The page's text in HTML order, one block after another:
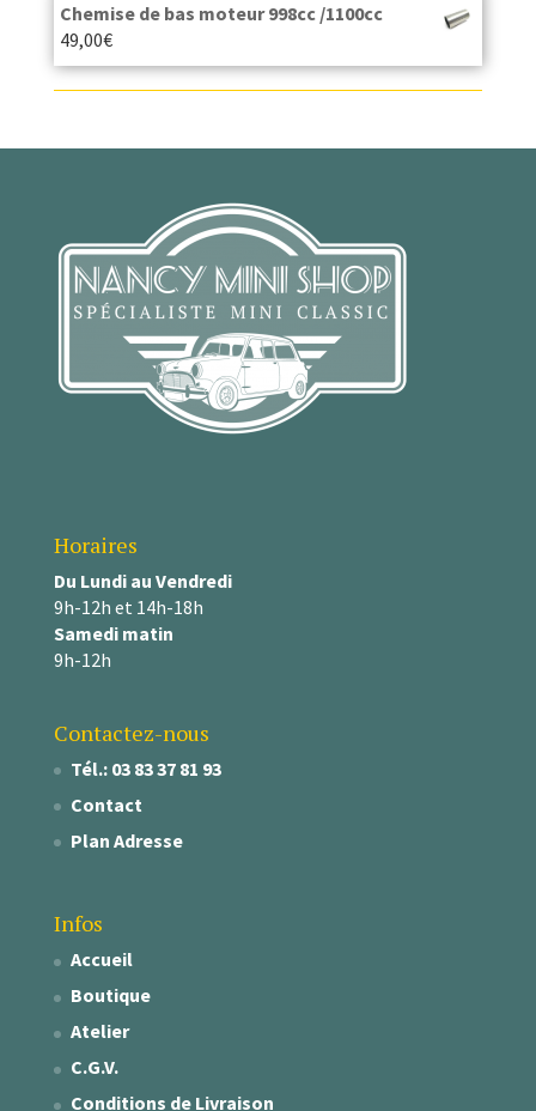
Chemise de bas moteur 998cc /1100cc
49,00€
Horaires
Du Lundi au Vendredi
9h-12h et 14h-18h
Samedi matin
9h-12h
Contactez-nous
Tél.: 03 83 37 81 93
Contact
Plan Adresse
Infos
Accueil
Boutique
Atelier
C.G.V.
Conditions de Livraison